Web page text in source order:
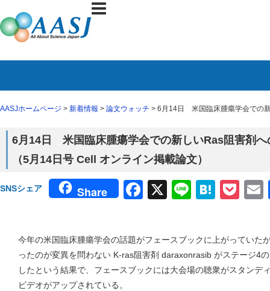
AASJホームページ > 新着情報 > 論文ウォッチ > 6月14日 米国臨床腫瘍学会での
6月14日 米国臨床腫瘍学会での新しいRas阻害剤へ
（5月14日号 Cell オンライン掲載論文）
SNSシェア Share Facebook
X Line
今年の米国臨床腫瘍学会の話題がフェースブックに上がっていた
ったのが変異を問わない K-ras阻害剤 daraxonrasib がステージ4
したという結果で、フェースブックには大会場の聴衆がスタンデ
ビデオがアップされている。